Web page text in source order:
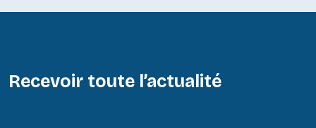
Recevoir toute l’actualité